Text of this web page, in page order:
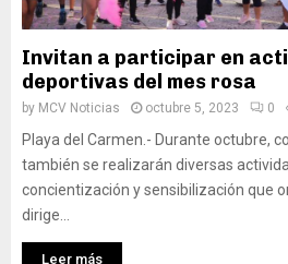
Invitan a participar en
deportivas del mes rosa
by MCV Noticias octubre 5, 2023 0
Playa del Carmen.- Durante octubre,
también se realizarán diversas
concientización y sensibilización que
dirige...
Leer más